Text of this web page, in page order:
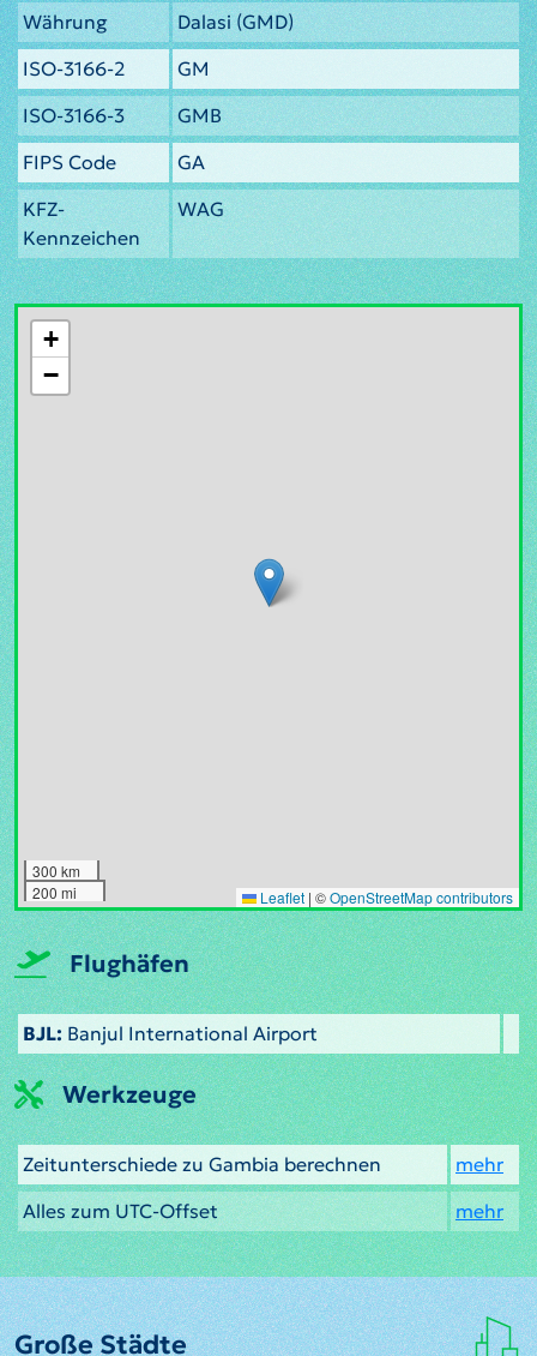
Währung
Dalasi (GMD)
ISO-3166-2
GM
ISO-3166-3
GMB
FIPS Code
GA
KFZ-
Kennzeichen
WAG
+
−
300 km
200 mi
Leaflet | ©OpenStreetMap contributors
Flughäfen
BJL: Banjul International Airport
Werkzeuge
Zeitunterschiede zu Gambia berechnen
mehr
Alles zum UTC-Offset
mehr
Große Städte